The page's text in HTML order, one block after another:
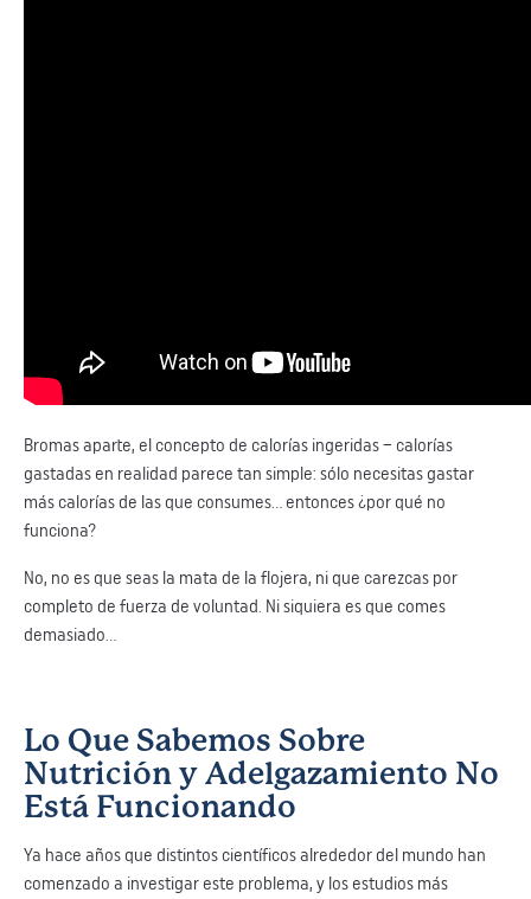
Bromas aparte, el concepto de calorías ingeridas – calorías
gastadas en realidad parece tan simple: sólo necesitas gastar
más calorías de las que consumes… entonces ¿por qué no
funciona?
No, no es que seas la mata de la flojera, ni que carezcas por
completo de fuerza de voluntad. Ni siquiera es que comes
demasiado…
Lo Que Sabemos Sobre
Nutrición y Adelgazamiento No
Está Funcionando
Ya hace años que distintos científicos alrededor del mundo han
comenzado a investigar este problema, y los estudios más